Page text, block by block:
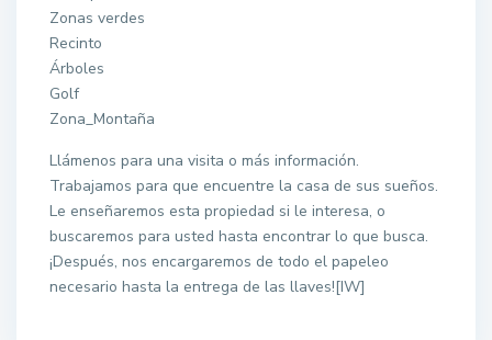
Zonas verdes
Recinto
Árboles
Golf
Zona_Montaña
Llámenos para una visita o más información.
Trabajamos para que encuentre la casa de sus sueños.
Le enseñaremos esta propiedad si le interesa, o
buscaremos para usted hasta encontrar lo que busca.
¡Después, nos encargaremos de todo el papeleo
necesario hasta la entrega de las llaves![IW]